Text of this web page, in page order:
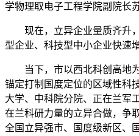
学物理取电子工程学院副院长
现在，立异企业量质齐升，
型企业、科技型中小企业快速增
当下，市以西北科创高地为
锚定打制国度定位的区域性科
大学、中科院分院、正在兰军
在兰科研力量的立异合做，争
全国立异强市、国度级新区、